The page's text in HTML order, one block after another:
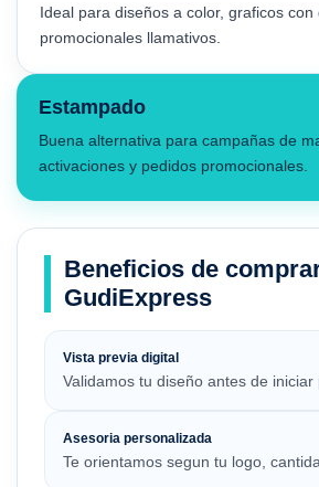
Ideal para diseños a color, graficos con
promocionales llamativos.
Estampado
Buena alternativa para campañas de
activaciones y pedidos promocionales.
Beneficios de
GudiExpress
Vista previa digital
Validamos tu diseño antes de iniciar
Asesoria personalizada
Te orientamos segun tu logo,